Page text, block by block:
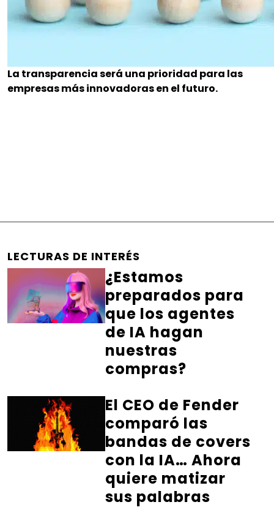
La transparencia será una prioridad para las
empresas más innovadoras en el futuro.
LECTURAS DE INTERÉS
¿Estamos
preparados para
que los agentes
de IA hagan
nuestras
compras?
El CEO de Fender
comparó las
bandas de covers
con la IA… Ahora
quiere matizar
sus palabras